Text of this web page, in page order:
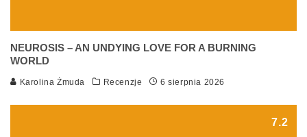
NEUROSIS – AN UNDYING LOVE FOR A BURNING
WORLD
Karolina Żmuda Recenzje 6 sierpnia 2026
7.2